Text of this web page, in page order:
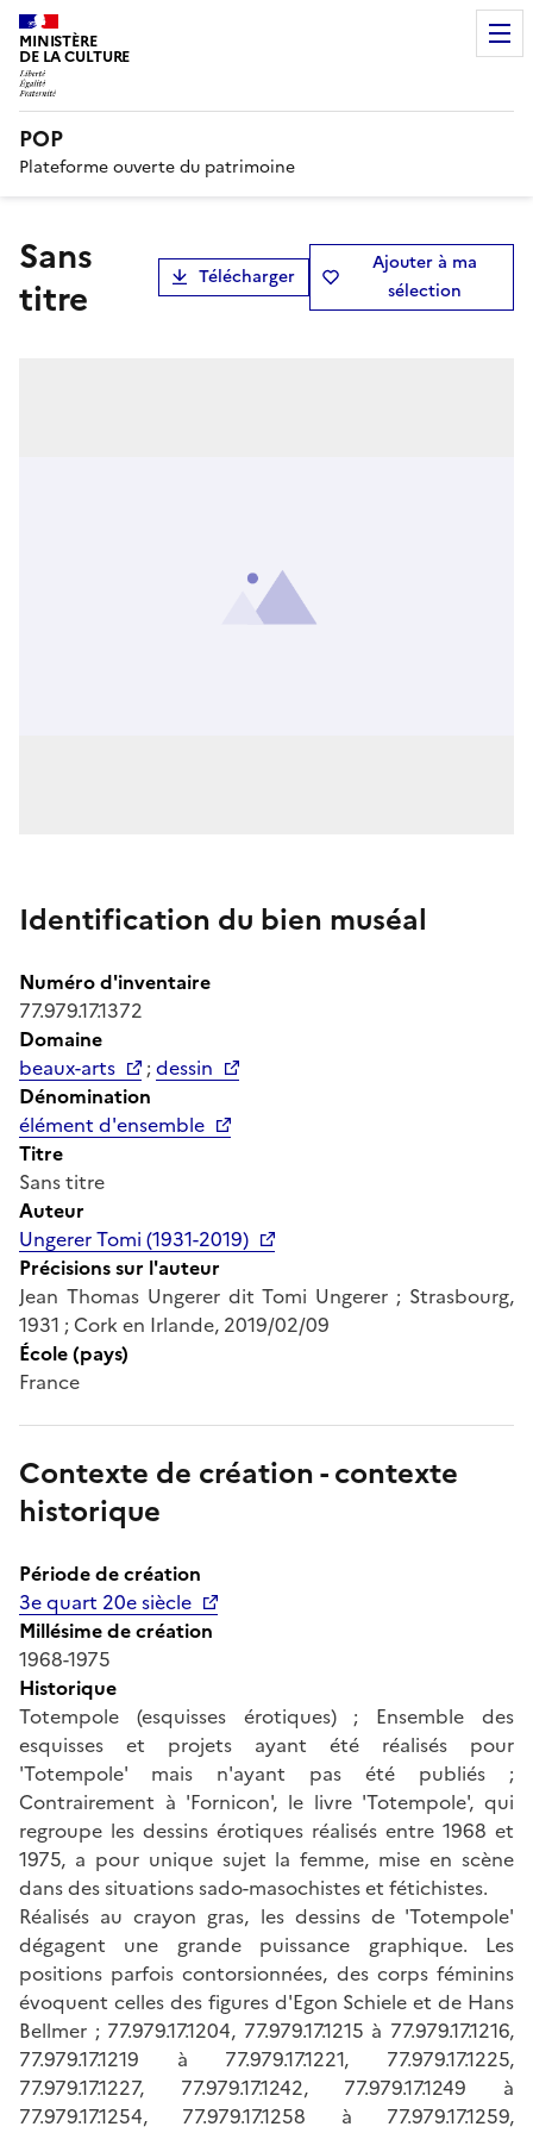
MINISTÈRE
DE LA CULTURE
POP
Plateforme ouverte du patrimoine
Sans
titre
Télécharger
Ajouter à ma
sélection
Identification du bien muséal
Numéro d'inventaire
77.979.17.1372
Domaine
beaux-arts
;dessin
Dénomination
élément d'ensemble
Titre
Sans titre
Auteur
Ungerer Tomi (1931-2019)
Précisions sur l'auteur
Jean Thomas Ungerer dit Tomi Ungerer ; Strasbourg,
1931 ; Cork en Irlande, 2019/02/09
École (pays)
France
Contexte de création - contexte
historique
Période de création
3e quart 20e siècle
Millésime de création
1968-1975
Historique
Totempole (esquisses érotiques) ; Ensemble des
esquisses et projets ayant été réalisés pour
'Totempole' mais n'ayant pas été publiés ;
Contrairement à 'Fornicon', le livre 'Totempole', qui
regroupe les dessins érotiques réalisés entre 1968 et
1975, a pour unique sujet la femme, mise en scène
dans des situations sado-masochistes et fétichistes.
Réalisés au crayon gras, les dessins de 'Totempole'
dégagent une grande puissance graphique. Les
positions parfois contorsionnées, des corps féminins
évoquent celles des figures d'Egon Schiele et de Hans
Bellmer ; 77.979.17.1204, 77.979.17.1215 à 77.979.17.1216,
77.979.17.1219 à 77.979.17.1221, 77.979.17.1225,
77.979.17.1227, 77.979.17.1242, 77.979.17.1249 à
77.979.17.1254, 77.979.17.1258 à 77.979.17.1259,